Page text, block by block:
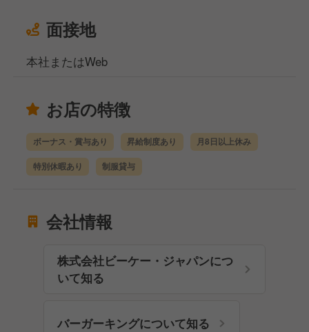
面接地
本社またはWeb
お店の特徴
ボーナス・賞与あり 昇給制度あり 月8日以上休み
特別休暇あり 制服貸与
会社情報
株式会社ビーケー・ジャパンにつ
いて知る
バーガーキングについて知る